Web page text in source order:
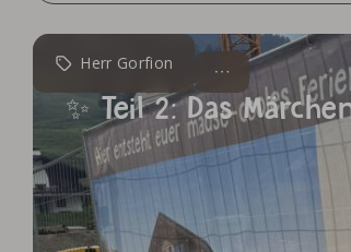
Herr Gorfion
✨ Teil 2: Das